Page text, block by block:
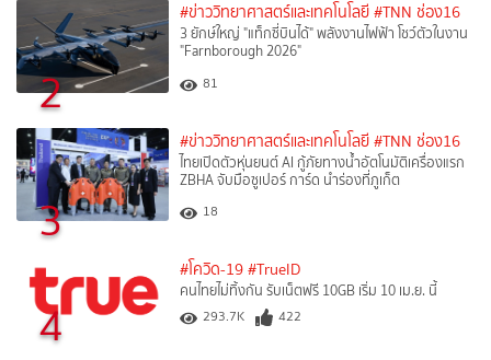
2
#ข่าววิทยาศาสตร์และเทคโนโลยี #TNN ช่อง16
3 ยักษ์ใหญ่ "แท็กซี่บินได้" พลังงานไฟฟ้า โชว์ตัวในงาน
"Farnborough 2026"
81
3
#ข่าววิทยาศาสตร์และเทคโนโลยี #TNN ช่อง16
ไทยเปิดตัวหุ่นยนต์ AI กู้ภัยทางน้ำอัตโนมัติเครื่องแรก
ZBHA จับมือซูเปอร์ การ์ด นำร่องที่ภูเก็ต
18
4
#โควิด-19 #TrueID
คนไทยไม่ทิ้งกัน รับเน็ตฟรี 10GB เริ่ม 10 เม.ย. นี้
293.7K 422